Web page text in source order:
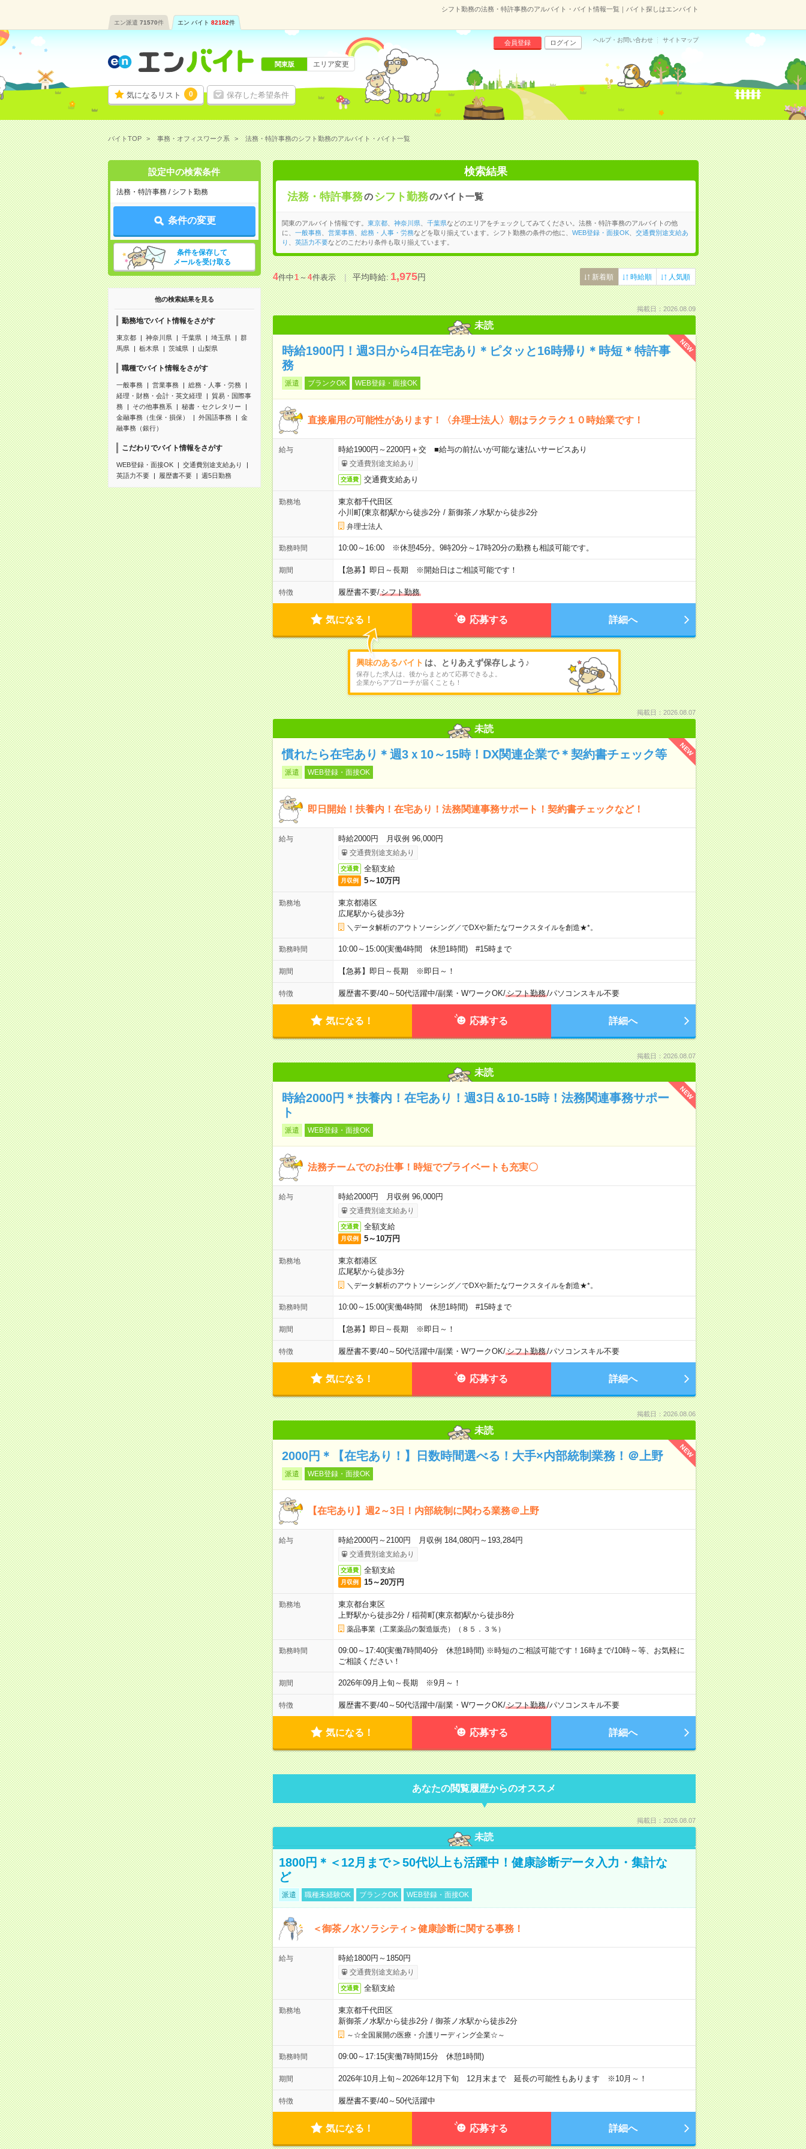
シフト勤務の法務・特許事務のアルバイト・バイト情報一覧｜バイト探しはエンバイト
エン派遣 71570件 エン バイト 82182件
気になるリスト 0 保存した希望条件
会員登録 ログイン ヘルプ・お問い合わせ サイトマップ
関東版 エリア変更
バイトTOP 事務・オフィスワーク系 法務・特許事務のシフト勤務のアルバイト・バイト一覧
設定中の検索条件
法務・特許事務 / シフト勤務
条件の変更
条件を保存して
メールを受け取る
他の検索結果を見る
勤務地でバイト情報をさがす
東京都 神奈川県 千葉県 埼玉県
群
馬県
栃木県 茨城県 山梨県
職種でバイト情報をさがす
一般事務 営業事務
総務・人事・労務
経理・財務・会計・英文経理
貿易・国際事
務
その他事務系
秘書・セクレタリー
金融事務（生保・損保）
外国語事務
金
融事務（銀行）
こだわりでバイト情報をさがす
WEB登録・面接OK
交通費別途支給あり
英語力不要
履歴書不要 週5日勤務
検索結果
法務・特許事務の シフト勤務のバイト一覧
関東のアルバイト情報です。 東京都、 神奈川県、 千葉県などのエリアをチェックしてみてください。法務・特許事務のアルバイトの他
に、 一般事務、 営業事務、 総務・人事・労務などを取り揃えています。シフト勤務の条件の他に、 WEB登録・面接OK、 交通費別途支給あ
り
英語力不要などのこだわり条件も取り揃えています。
4件中1～4件表示 平均時給:1,975円 新着順 時給順 人気順
掲載日：2026.08.09
未読
NEW
時給1900円！週3日から4日在宅あり＊ピタッと16時帰り＊時短＊特許事
務
派遣 ブランクOK WEB登録・面接OK
直接雇用の可能性があります！〈弁理士法人〉朝はラクラク１０時始業です！
給与 時給1900円～2200円＋交 ■給与の前払いが可能な速払いサービスあり
交通費別途支給あり
交通費 交通費支給あり
勤務地
東京都千代田区
小川町(東京都)駅から徒歩2分/ 新御茶ノ水駅から徒歩2分
弁理士法人
勤務時間 10:00～16:00 ※休憩45分。9時20分～17時20分の勤務も相談可能です。
期間 【急募】即日～長期 ※開始日はご相談可能です！
特徴 履歴書不要/シフト勤務
気になる！ 応募する 詳細へ
興味のあるバイト は、とりあえず保存しよう♪
保存した求人は、後からまとめて応募できるよ。
企業からアプローチが届くことも！
掲載日：2026.08.07
未読
NEW
慣れたら在宅あり＊週3ｘ10～15時！DX関連企業で＊契約書チェック等
派遣 WEB登録・面接OK
即日開始！扶養内！在宅あり！法務関連事務サポート！契約書チェックなど！
給与 時給2000円 月収例 96,000円
交通費別途支給あり
交通費 全額支給
月収例 5～10万円
勤務地
東京都港区
広尾駅から徒歩3分
＼データ解析のアウトソーシング／でDXや新たなワークスタイルを創造★*。
勤務時間 10:00～15:00(実働4時間 休憩1時間) #15時まで
期間 【急募】即日～長期 ※即日～！
特徴 履歴書不要/40～50代活躍中/副業・WワークOK/シフト勤務/パソコンスキル不要
気になる！ 応募する 詳細へ
掲載日：2026.08.07
未読
NEW
時給2000円＊扶養内！在宅あり！週3日＆10-15時！法務関連事務サポー
ト
派遣 WEB登録・面接OK
法務チームでのお仕事！時短でプライベートも充実〇
給与 時給2000円 月収例 96,000円
交通費別途支給あり
交通費 全額支給
月収例 5～10万円
勤務地
東京都港区
広尾駅から徒歩3分
＼データ解析のアウトソーシング／でDXや新たなワークスタイルを創造★*。
勤務時間 10:00～15:00(実働4時間 休憩1時間) #15時まで
期間 【急募】即日～長期 ※即日～！
特徴 履歴書不要/40～50代活躍中/副業・WワークOK/シフト勤務/パソコンスキル不要
気になる！ 応募する 詳細へ
掲載日：2026.08.06
未読
NEW
2000円＊【在宅あり！】日数時間選べる！大手×内部統制業務！＠上野
派遣 WEB登録・面接OK
【在宅あり】週2～3日！内部統制に関わる業務＠上野
給与 時給2000円～2100円 月収例 184,080円～193,284円
交通費別途支給あり
交通費 全額支給
月収例 15～20万円
勤務地
東京都台東区
上野駅から徒歩2分/ 稲荷町(東京都)駅から徒歩8分
薬品事業（工業薬品の製造販売）（８５．３％）
勤務時間
09:00～17:40(実働7時間40分 休憩1時間) ※時短のご相談可能です！16時まで/10時～等、お気軽に
ご相談ください！
期間 2026年09月上旬～長期 ※9月～！
特徴 履歴書不要/40～50代活躍中/副業・WワークOK/シフト勤務/パソコンスキル不要
気になる！ 応募する 詳細へ
あなたの閲覧履歴からのオススメ
掲載日：2026.08.07
未読
1800円＊＜12月まで＞50代以上も活躍中！健康診断データ入力・集計な
ど
派遣 職種未経験OK ブランクOK WEB登録・面接OK
＜御茶ノ水ソラシティ＞健康診断に関する事務！
給与 時給1800円～1850円
交通費別途支給あり
交通費 全額支給
勤務地
東京都千代田区
新御茶ノ水駅から徒歩2分/ 御茶ノ水駅から徒歩2分
～☆全国展開の医療・介護リーディング企業☆～
勤務時間 09:00～17:15(実働7時間15分 休憩1時間)
期間 2026年10月上旬～2026年12月下旬 12月末まで 延長の可能性もあります ※10月～！
特徴 履歴書不要/40～50代活躍中
気になる！ 応募する 詳細へ